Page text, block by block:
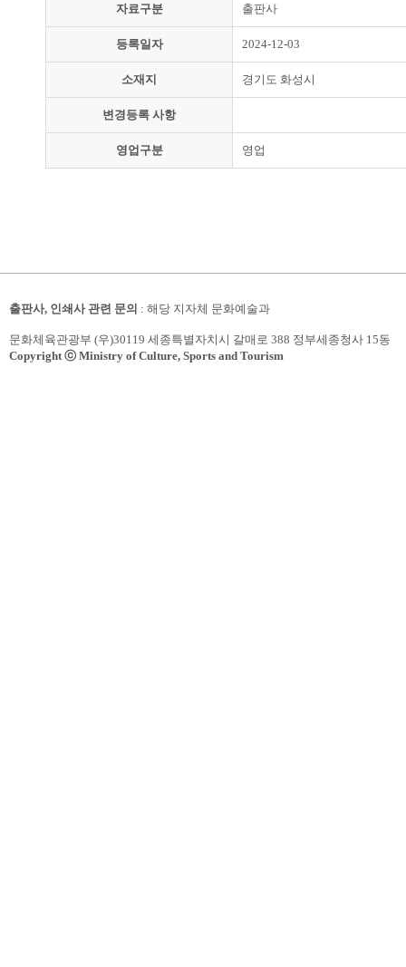
자료구분 출판사
등록일자 2024-12-03
소재지 경기도 화성시
변경등록 사항
영업구분 영업
출판사, 인쇄사 관련 문의 : 해당 지자체 문화예술과
문화체육관광부 (우)30119 세종특별자치시 갈매로 388 정부세종청사 15동
Copyright ⓒ Ministry of Culture, Sports and Tourism